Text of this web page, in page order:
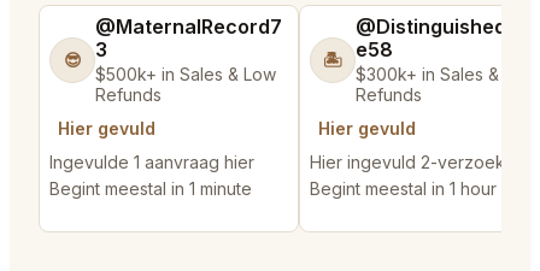
😎
@MaternalRecord7
3
$500k+ in Sales & Low
Refunds
Hier gevuld
Ingevulde 1 aanvraag hier
Begint meestal in 1 minute
🏝️
@DistinguishedTre
e58
$300k+ in Sales & Low
Refunds
Hier gevuld
Hier ingevuld 2-verzoeken
Begint meestal in 1 hour